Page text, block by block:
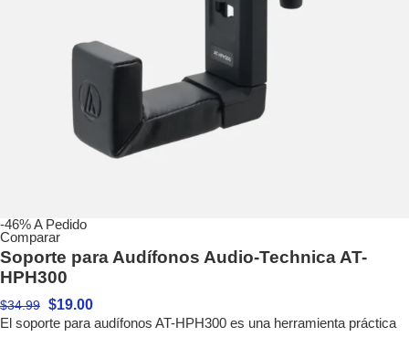
-46%A Pedido
Comparar
Soporte para Audífonos Audio-Technica AT-
HPH300
$34.99 $19.00
El soporte para audífonos AT-HPH300 es una herramienta práctica